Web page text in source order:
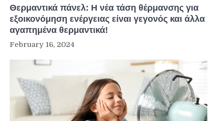
Θερμαντικά πάνελ: Η νέα τάση θέρμανσης για
εξοικονόμηση ενέργειας είναι γεγονός και άλλα
αγαπημένα θερμαντικά!
February 16, 2024